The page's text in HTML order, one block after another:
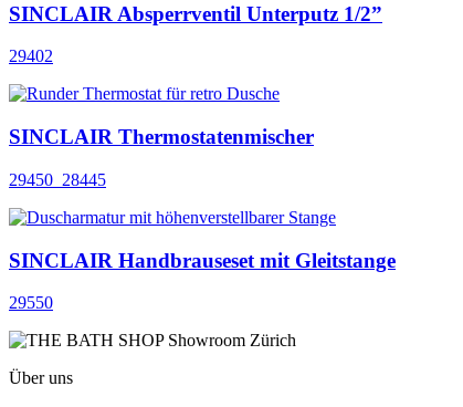
SINCLAIR Absperrventil Unterputz 1/2”
29402
SINCLAIR Thermostatenmischer
29450_28445
SINCLAIR Handbrauseset mit Gleitstange
29550
Über uns